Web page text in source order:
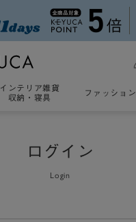
インテリア雑貨
収納・寝具
ファッション
ログイン
Login